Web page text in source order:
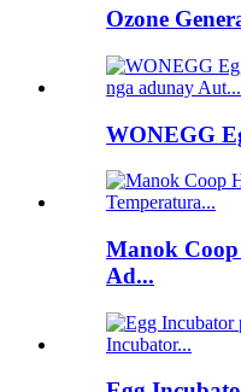
Ozone
WONEGG
Manok
Ad...